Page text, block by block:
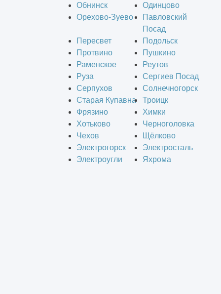
Обнинск
Одинцово
Орехово-Зуево
Павловский
Посад
Пересвет
Подольск
Протвино
Пушкино
Раменское
Реутов
Руза
Сергиев Посад
Серпухов
Солнечногорск
Старая Купавна
Троицк
Фрязино
Химки
Хотьково
Черноголовка
Чехов
Щёлково
Электрогорск
Электросталь
Электроугли
Яхрома